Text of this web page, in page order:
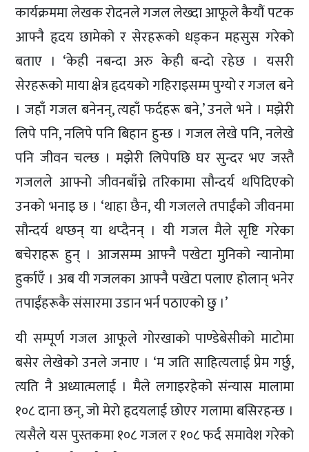
कार्यक्रममा लेखक रोदनले गजल लेख्दा आफूले कैयौं पटक
आफ्नै हृदय छामेको र सेरहरूको धड्कन महसुस गरेको
बताए । ‘केही नबन्दा अरु केही बन्दो रहेछ । यसरी
सेरहरूको माया क्षेत्र हृदयको गहिराइसम्म पुग्यो र गजल बने
। जहाँ गजल बनेनन्, त्यहाँ फर्दहरू बने,’ उनले भने । मझेरी
लिपे पनि, नलिपे पनि बिहान हुन्छ । गजल लेखे पनि, नलेखे
पनि जीवन चल्छ । मझेरी लिपेपछि घर सुन्दर भए जस्तै
गजलले आफ्नो जीवनबाँच्ने तरिकामा सौन्दर्य थपिदिएको
उनको भनाइ छ । ‘थाहा छैन, यी गजलले तपाईंको जीवनमा
सौन्दर्य थप्छन् या थप्दैनन् । यी गजल मैले सृष्टि गरेका
बचेराहरू हुन् । आजसम्म आफ्नै पखेटा मुनिको न्यानोमा
हुर्काएँ । अब यी गजलका आफ्नै पखेटा पलाए होलान् भनेर
तपाईंहरूकै संसारमा उडान भर्न पठाएको छु ।’
यी सम्पूर्ण गजल आफूले गोरखाको पाण्डेबेसीको माटोमा
बसेर लेखेको उनले जनाए । ‘म जति साहित्यलाई प्रेम गर्छु,
त्यति नै अध्यात्मलाई । मैले लगाइरहेको संन्यास मालामा
१०८ दाना छन्, जो मेरो हृदयलाई छोएर गलामा बसिरहन्छ ।
त्यसैले यस पुस्तकमा १०८ गजल र १०८ फर्द समावेश गरेको